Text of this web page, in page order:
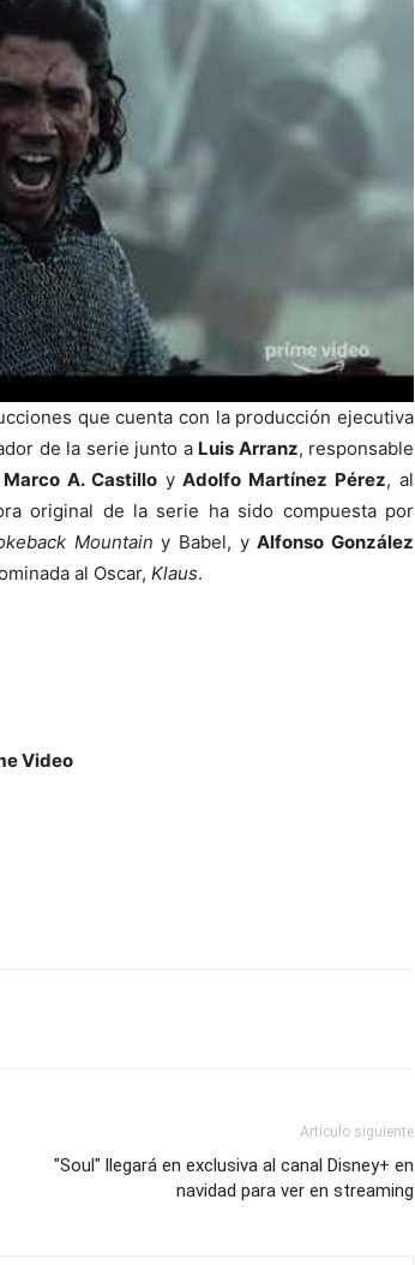
que cuenta con la producción ejecutiva
de la serie junto a Luis Arranz, responsable
Marco A. CastilloyAdolfo Martínez Pérez, al
original de la serie ha sido compuesta por
Mountain y Babel, yAlfonso González
al Oscar, Klaus.
Video
Artículo siguiente
"Soul" llegará en exclusiva al canal Disney+ en
navidad para ver en streaming